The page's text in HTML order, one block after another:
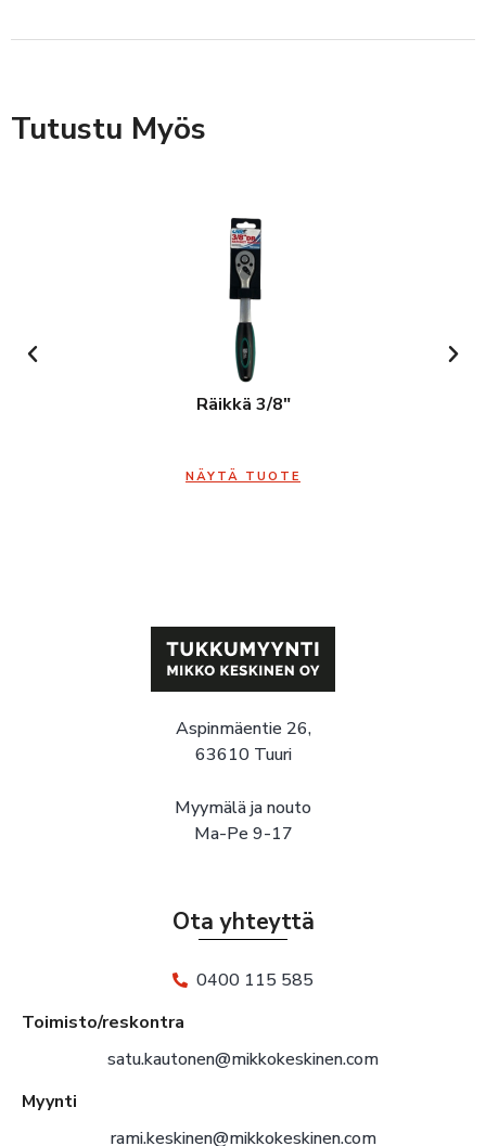
Tutustu Myös
Räikkä 3/8″
NÄYTÄ TUOTE
Aspinmäentie 26,
63610 Tuuri
Myymälä ja nouto
Ma-Pe 9-17
Ota yhteyttä
0400 115 585
Toimisto/reskontra
satu.kautonen@mikkokeskinen.com
Myynti
rami.keskinen@mikkokeskinen.com